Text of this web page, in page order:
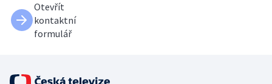
Otevřít
kontaktní
formulář